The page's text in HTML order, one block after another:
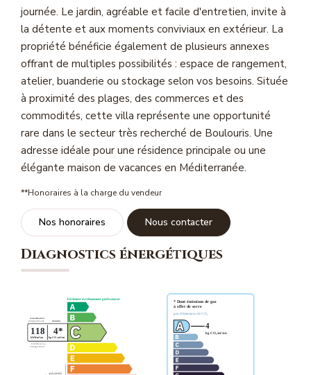
journée. Le jardin, agréable et facile d'entretien, invite à
la détente et aux moments conviviaux en extérieur. La
propriété bénéficie également de plusieurs annexes
offrant de multiples possibilités : espace de rangement,
atelier, buanderie ou stockage selon vos besoins. Située
à proximité des plages, des commerces et des
commodités, cette villa représente une opportunité
rare dans le secteur très recherché de Boulouris. Une
adresse idéale pour une résidence principale ou une
élégante maison de vacances en Méditerranée.
**Honoraires à la charge du vendeur
Nos honoraires Nous contacter
Diagnostics énergétiques